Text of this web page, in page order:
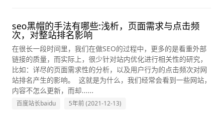
seo黑帽的手法有哪些:浅析，页面需求与点击频
次，对整站排名影响
在很长一段时间里，我们在做SEO的过程中，更多的是看重外部
链接的质量，而实际上，很少针对站内优化进行相关性的研究，
比如：详尽的页面需求性的分析，以及用户行为的点击频次对网
站排名产生的影响。 这就是为什么，我们经常会看到一些网站，
内容不怎么更新，而却......
百度站长baidu 5年前 (2021-12-13)